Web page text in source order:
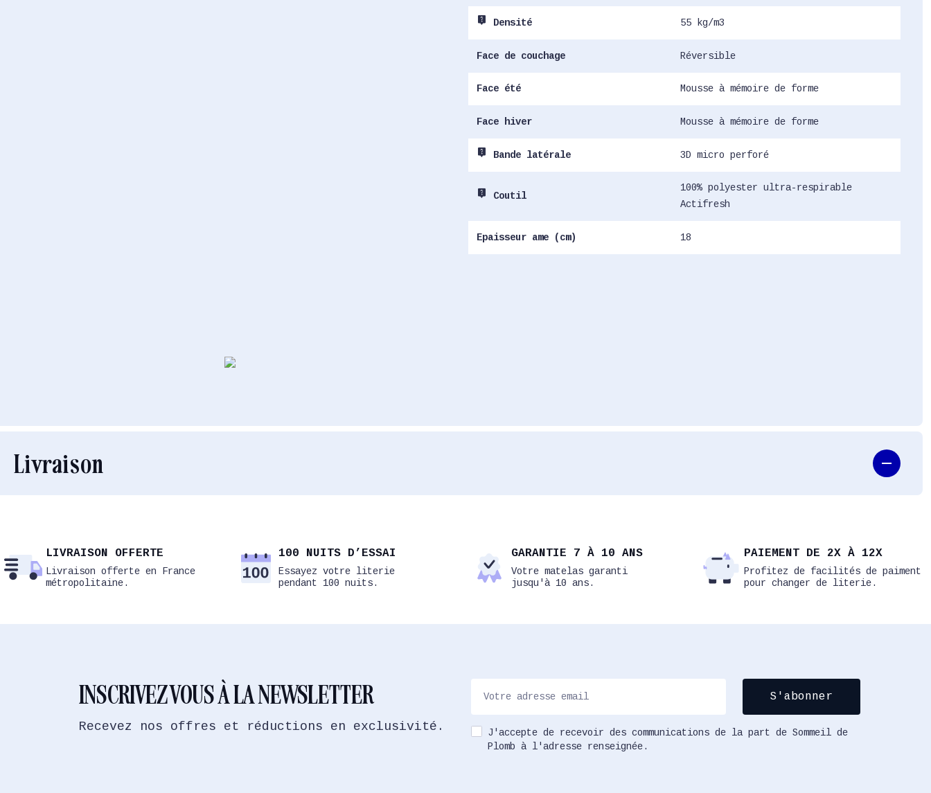
live_help Densité 55 kg/m3
Face de couchage Réversible
Face été Mousse à mémoire de forme
Face hiver Mousse à mémoire de forme
live_help Bande latérale 3D micro perforé
live_help Coutil
100% polyester ultra-respirable
Actifresh
Epaisseur ame (cm) 18
Livraison
LIVRAISON OFFERTE
Livraison offerte en France
métropolitaine.
100 NUITS D’ESSAI
Essayez votre literie
pendant 100 nuits.
GARANTIE 7 À 10 ANS
Votre matelas garanti
jusqu'à 10 ans.
PAIEMENT DE 2X À 12X
Profitez de facilités de paiment
pour changer de literie.
INSCRIVEZ VOUS À LA NEWSLETTER
Recevez nos offres et réductions en exclusivité.
J'accepte de recevoir des communications de la part de Sommeil de
Plomb à l'adresse renseignée.